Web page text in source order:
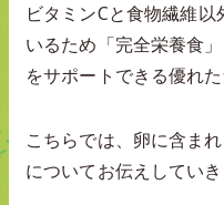
ビタミンCと食物繊維
いるため「完全栄養食
をサポートできる優れた
こちらでは、卵に含ま
についてお伝えしていき